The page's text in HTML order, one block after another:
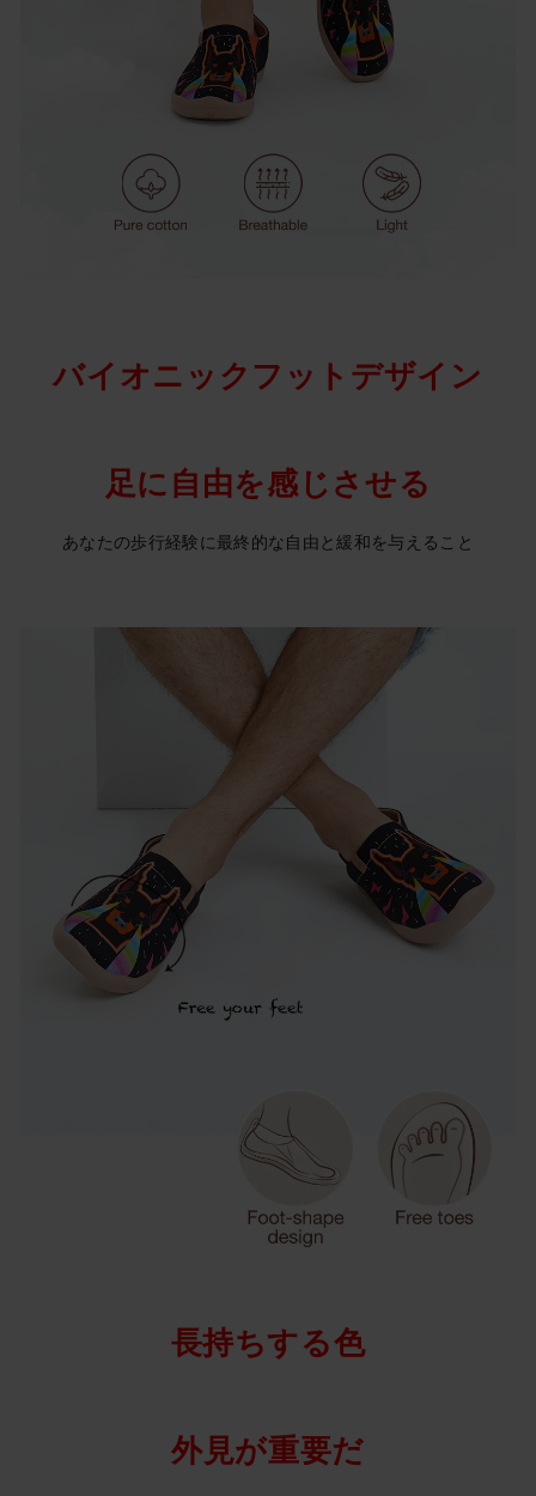
バイオニックフットデザイン
足に自由を感じさせる
あなたの歩行経験に最終的な自由と緩和を与えること
長持ちする色
外見が重要だ